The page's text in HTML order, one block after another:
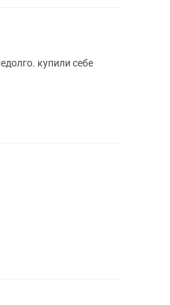
купили себе